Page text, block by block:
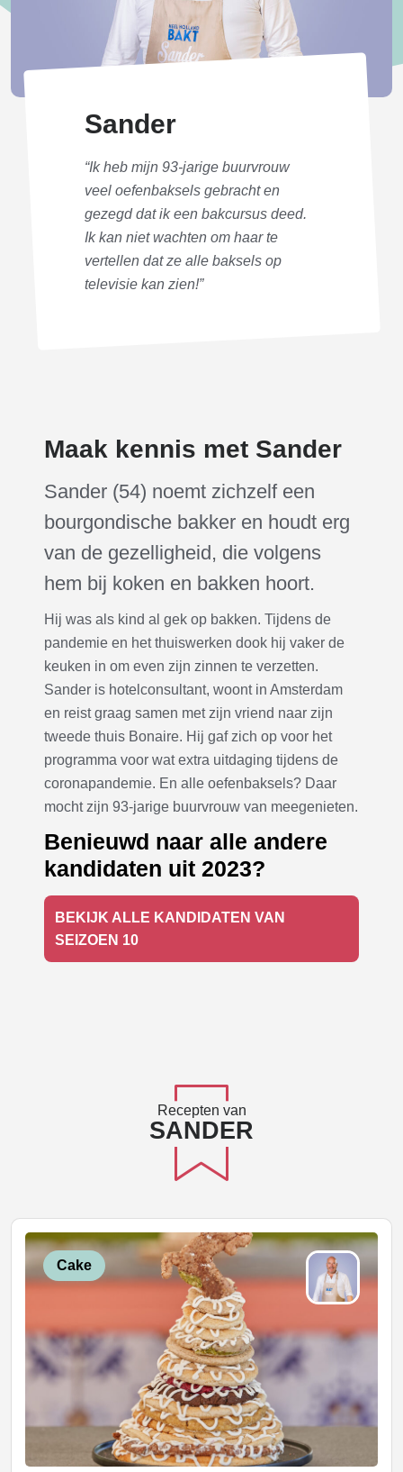
Sander
“Ik heb mijn 93-jarige buurvrouw
veel oefenbaksels gebracht en
gezegd dat ik een bakcursus deed.
Ik kan niet wachten om haar te
vertellen dat ze alle baksels op
televisie kan zien!”
Maak kennis met Sander
Sander (54) noemt zichzelf een
bourgondische bakker en houdt erg
van de gezelligheid, die volgens
hem bij koken en bakken hoort.
Hij was als kind al gek op bakken. Tijdens de
pandemie en het thuiswerken dook hij vaker de
keuken in om even zijn zinnen te verzetten.
Sander is hotelconsultant, woont in Amsterdam
en reist graag samen met zijn vriend naar zijn
tweede thuis Bonaire. Hij gaf zich op voor het
programma voor wat extra uitdaging tijdens de
coronapandemie. En alle oefenbaksels? Daar
mocht zijn 93-jarige buurvrouw van meegenieten.
Benieuwd naar alle andere
kandidaten uit 2023?
BEKIJK ALLE KANDIDATEN VAN
SEIZOEN 10
Recepten van
SANDER
Cake